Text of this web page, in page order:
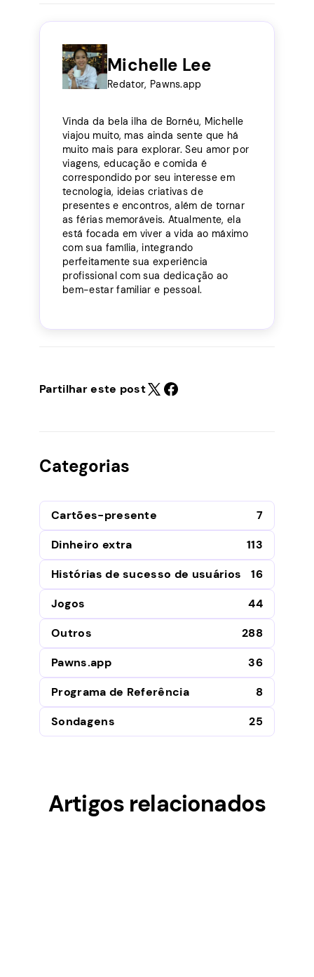
Michelle Lee
Redator, Pawns.app
Vinda da bela ilha de Bornéu, Michelle
viajou muito, mas ainda sente que há
muito mais para explorar. Seu amor por
viagens, educação e comida é
correspondido por seu interesse em
tecnologia, ideias criativas de
presentes e encontros, além de tornar
as férias memoráveis. Atualmente, ela
está focada em viver a vida ao máximo
com sua família, integrando
perfeitamente sua experiência
profissional com sua dedicação ao
bem-estar familiar e pessoal.
Partilhar este post
Categorias
Cartões-presente
7
Dinheiro extra
113
Histórias de sucesso de usuários
16
Jogos
44
Outros
288
Pawns.app
36
Programa de Referência
8
Sondagens
25
Artigos relacionados